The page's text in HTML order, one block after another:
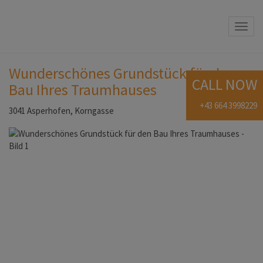
Wunderschönes Grundstück für den
Bau Ihres Traumhauses
3041 Asperhofen, Korngasse
CALL NOW
+43 664 3998229